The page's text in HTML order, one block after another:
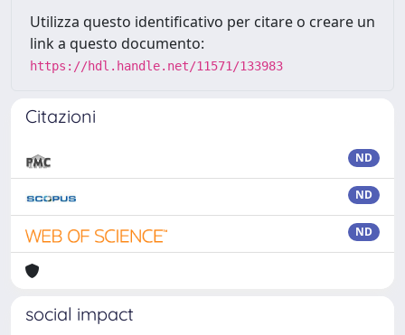
Utilizza questo identificativo per citare o creare un
link a questo documento:
https://hdl.handle.net/11571/133983
Citazioni
ND
ND
ND
social impact